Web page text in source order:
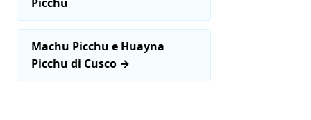
Machu Picchu e Huayna
Picchu di Cusco →